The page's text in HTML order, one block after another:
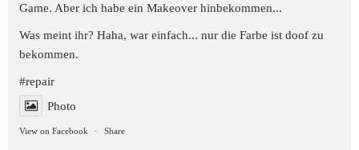
Game. Aber ich habe ein Makeover hinbekommen...
Was meint ihr? Haha, war einfach... nur die Farbe ist doof zu
bekommen.
#repair
Photo
View on Facebook · Share